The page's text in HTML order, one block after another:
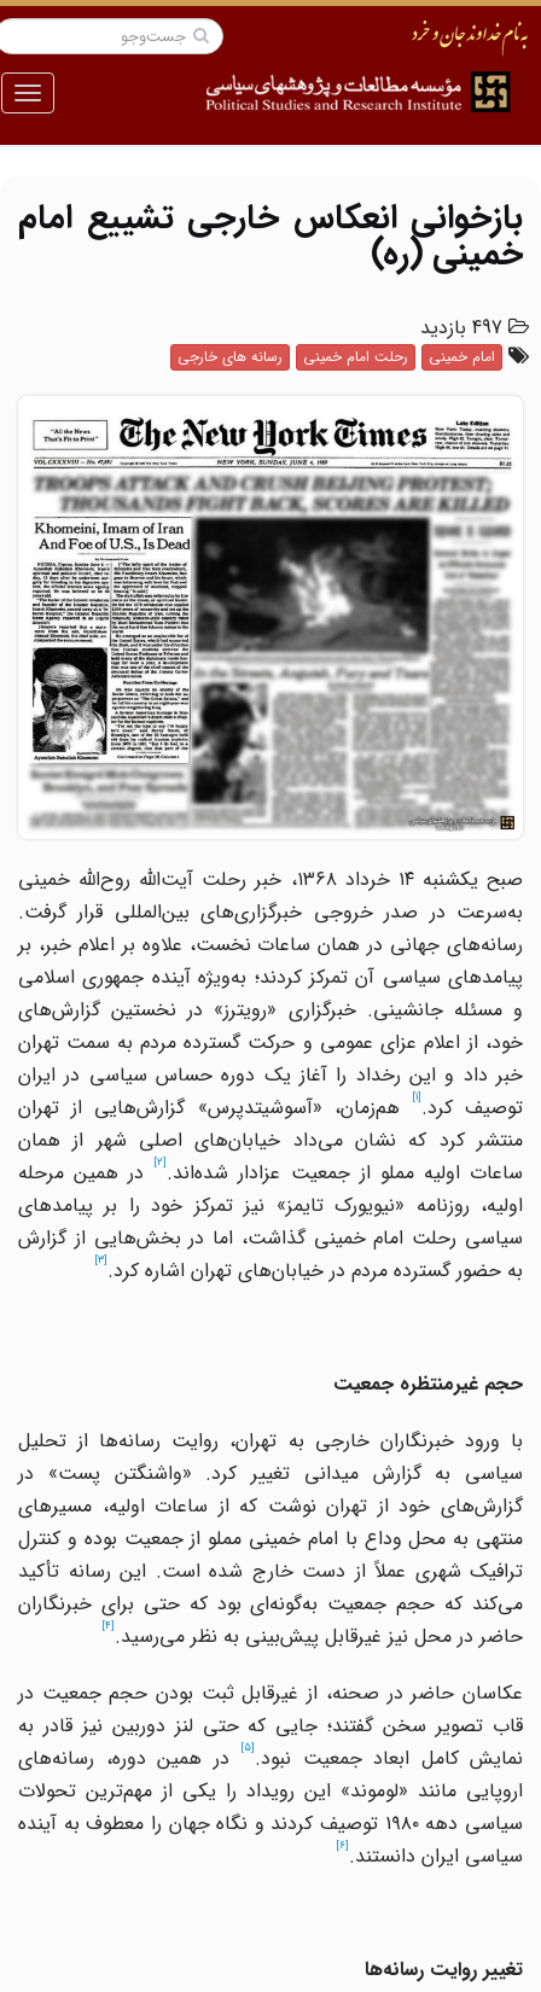
منو
بازخوانی انعکاس خارجی تشییع امام
خمینی (ره)
497 بازدید
امام خمینی رحلت امام خمینی رسانه های خارجی
صبح یکشنبه ۱۴ خرداد ۱۳۶۸، خبر رحلت آیت‌الله روح‌الله خمینی
به‌سرعت در صدر خروجی خبرگزاری‌های بین‌المللی قرار گرفت.
رسانه‌های جهانی در همان ساعات نخست، علاوه بر اعلام خبر، بر
پیامدهای سیاسی آن تمرکز کردند؛ به‌ویژه آینده جمهوری اسلامی
و مسئله جانشینی. خبرگزاری «رویترز» در نخستین گزارش‌های
خود، از اعلام عزای عمومی و حرکت گسترده مردم به سمت تهران
خبر داد و این رخداد را آغاز یک دوره حساس سیاسی در ایران
توصیف کرد. هم‌زمان، «آسوشیتدپرس» گزارش‌هایی از تهران
منتشر کرد که نشان می‌داد خیابان‌های اصلی شهر از همان
ساعات اولیه مملو از جمعیت عزادار شده‌اند.[2]
در همین مرحله
اولیه، روزنامه «نیویورک تایمز» نیز تمرکز خود را بر پیامدهای
سیاسی رحلت امام خمینی گذاشت، اما در بخش‌هایی از گزارش
به حضور گسترده مردم در خیابان‌های تهران اشاره کرد.
حجم غیرمنتظره جمعیت
با ورود خبرنگاران خارجی به تهران، روایت رسانه‌ها از تحلیل
سیاسی به گزارش میدانی تغییر کرد. «واشنگتن پست» در
گزارش‌های خود از تهران نوشت که از ساعات اولیه، مسیرهای
منتهی به محل وداع با امام خمینی مملو از جمعیت بوده و کنترل
ترافیک شهری عملاً از دست خارج شده است. این رسانه تأکید
می‌کند که حجم جمعیت به‌گونه‌ای بود که حتی برای خبرنگاران
حاضر در محل نیز غیرقابل پیش‌بینی به نظر می‌رسید.
عکاسان حاضر در صحنه، از غیرقابل ثبت بودن حجم جمعیت در
قاب تصویر سخن گفتند؛ جایی که حتی لنز دوربین نیز قادر به
نمایش کامل ابعاد جمعیت نبود. در همین دوره، رسانه‌های
اروپایی مانند «لوموند» این رویداد را یکی از مهم‌ترین تحولات
سیاسی دهه ۱۹۸۰ توصیف کردند و نگاه جهان را معطوف به آینده
سیاسی ایران دانستند.
تغییر روایت رسانه‌ها